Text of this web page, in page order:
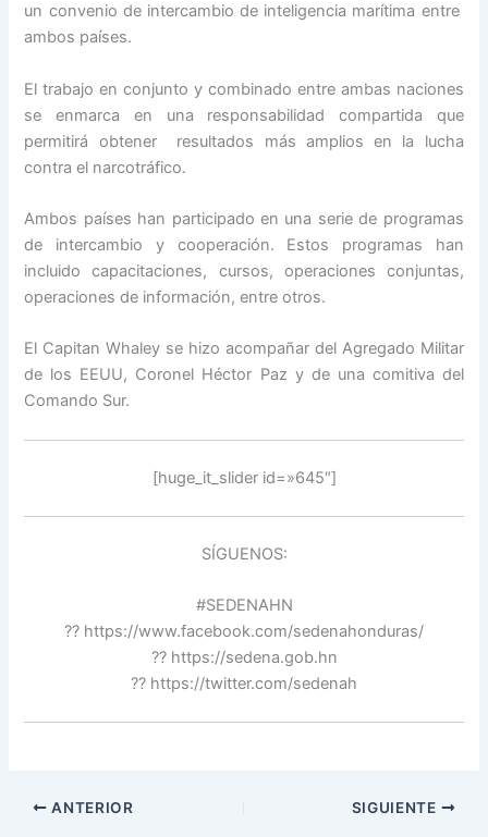
un convenio de intercambio de inteligencia marítima entre
ambos países.
El trabajo en conjunto y combinado entre ambas naciones
se enmarca en una responsabilidad compartida que
permitirá obtener resultados más amplios en la lucha
contra el narcotráfico.
Ambos países han participado en una serie de programas
de intercambio y cooperación. Estos programas han
incluido capacitaciones, cursos, operaciones conjuntas,
operaciones de información, entre otros.
El Capitan Whaley se hizo acompañar del Agregado Militar
de los EEUU, Coronel Héctor Paz y de una comitiva del
Comando Sur.
[huge_it_slider id=»645″]
SÍGUENOS:
#SEDENAHN
?? https://www.facebook.com/sedenahonduras/
?? https://sedena.gob.hn
?? https://twitter.com/sedenah
ANTERIOR SIGUIENTE